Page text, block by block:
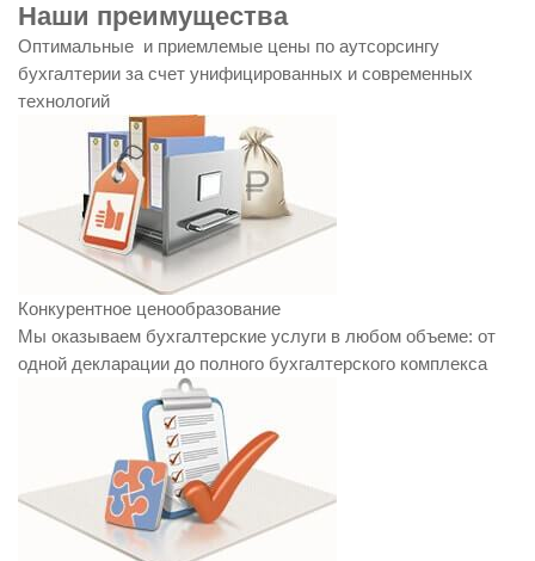
Наши преимущества
Оптимальные и приемлемые цены по аутсорсингу
бухгалтерии за счет унифицированных и современных
технологий
Конкурентное ценообразование
Мы оказываем бухгалтерские услуги в любом объеме: от
одной декларации до полного бухгалтерского комплекса